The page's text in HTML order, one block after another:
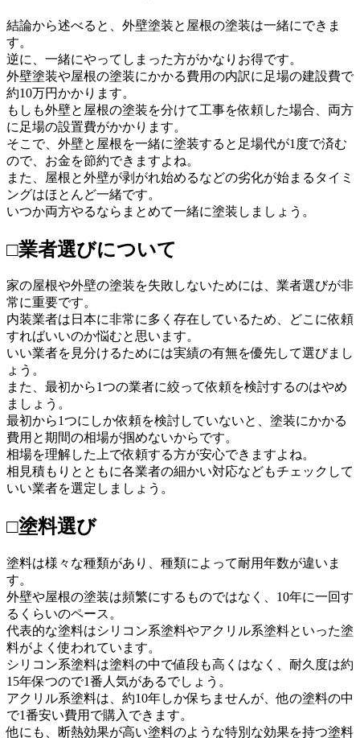
結論から述べると、外壁塗装と屋根の塗装は一緒にできま
す。
逆に、一緒にやってしまった方がかなりお得です。
外壁塗装や屋根の塗装にかかる費用の内訳に足場の建設費で
約10万円かかります。
もしも外壁と屋根の塗装を分けて工事を依頼した場合、両方
に足場の設置費がかかります。
そこで、外壁と屋根を一緒に塗装すると足場代が1度で済む
ので、お金を節約できますよね。
また、屋根と外壁が剥がれ始めるなどの劣化が始まるタイミ
ングはほとんど一緒です。
いつか両方やるならまとめて一緒に塗装しましょう。
□業者選びについて
家の屋根や外壁の塗装を失敗しないためには、業者選びが非
常に重要です。
内装業者は日本に非常に多く存在しているため、どこに依頼
すればいいのか悩むと思います。
いい業者を見分けるためには実績の有無を優先して選びまし
ょう。
また、最初から1つの業者に絞って依頼を検討するのはやめ
ましょう。
最初から1つにしか依頼を検討していないと、塗装にかかる
費用と期間の相場が掴めないからです。
相場を理解した上で依頼する方が安心できますよね。
相見積もりとともに各業者の細かい対応などもチェックして
いい業者を選定しましょう。
□塗料選び
塗料は様々な種類があり、種類によって耐用年数が違いま
す。
外壁や屋根の塗装は頻繁にするものではなく、10年に一回す
るくらいのペース。
代表的な塗料はシリコン系塗料やアクリル系塗料といった塗
料がよく使われています。
シリコン系塗料は塗料の中で値段も高くはなく、耐久度は約
15年保つので1番人気があるでしょう。
アクリル系塗料は、約10年しか保ちませんが、他の塗料の中
で1番安い費用で購入できます。
他にも、断熱効果が高い塗料のような特別な効果を持つ塗料